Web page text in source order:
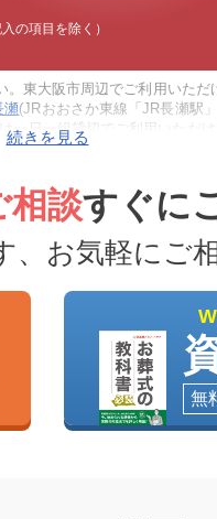
の項目を除く）
東大阪市周辺でご利用いた
瀬(JRおおさか東線「JR長瀬駅
一日一組貸切でご利用いただ
な場合は、東大阪市内の式
相談すぐに
、お気軽にご
無